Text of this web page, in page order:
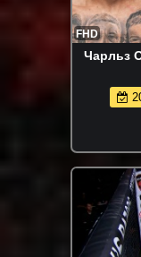
FHD
Чарльз